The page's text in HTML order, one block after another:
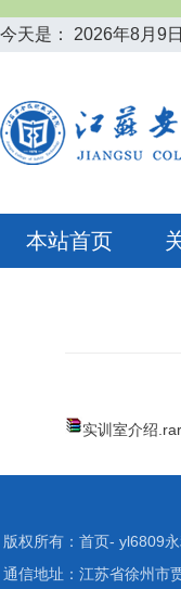
今天是： 2026年8月9
本站首页
实训室介绍.rar
版权所有：首页- yl6809
通信地址：江苏省徐州市